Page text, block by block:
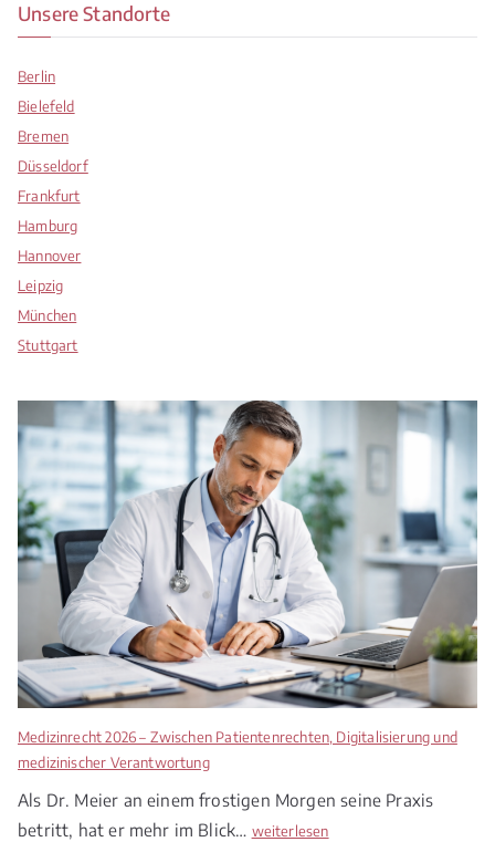
Unsere Standorte
Berlin
Bielefeld
Bremen
Düsseldorf
Frankfurt
Hamburg
Hannover
Leipzig
München
Stuttgart
Medizinrecht 2026 – Zwischen Patientenrechten, Digitalisierung und
medizinischer Verantwortung
Als Dr. Meier an einem frostigen Morgen seine Praxis
betritt, hat er mehr im Blick…
M
weiterlesen